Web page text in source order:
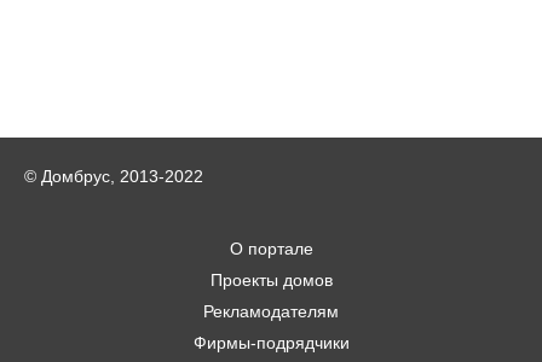
© Домбрус, 2013-2022
О портале
Проекты домов
Рекламодателям
Фирмы-подрядчики